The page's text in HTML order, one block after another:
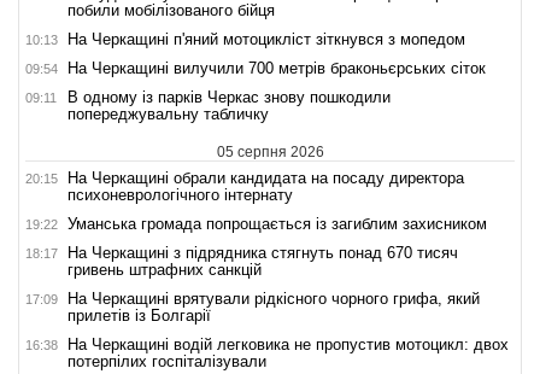
побили мобілізованого бійця
10:13 На Черкащині п'яний мотоцикліст зіткнувся з мопедом
09:54 На Черкащині вилучили 700 метрів браконьєрських сіток
09:11
В одному із парків Черкас знову пошкодили
попереджувальну табличку
05 серпня 2026
20:15
На Черкащині обрали кандидата на посаду директора
психоневрологічного інтернату
19:22 Уманська громада попрощається із загиблим захисником
18:17
На Черкащині з підрядника стягнуть понад 670 тисяч
гривень штрафних санкцій
17:09
На Черкащині врятували рідкісного чорного грифа, який
прилетів із Болгарії
16:38
На Черкащині водій легковика не пропустив мотоцикл: двох
потерпілих госпіталізували